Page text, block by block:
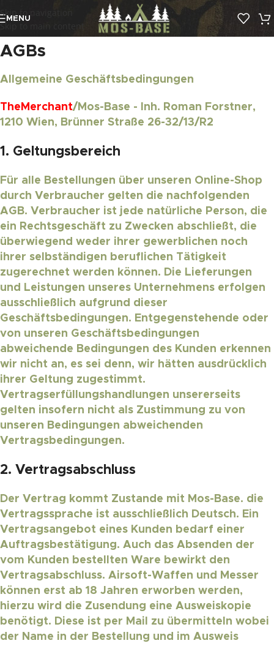
Skip to navigation
Skip to main content
MENU
AGBs
Allgemeine Geschäftsbedingungen
TheMerchant/Mos-Base - Inh. Roman Forstner,
1210 Wien, Brünner Straße 26-32/13/R2
1. Geltungsbereich
Für alle Bestellungen über unseren Online-Shop
durch Verbraucher gelten die nachfolgenden
AGB. Verbraucher ist jede natürliche Person, die
ein Rechtsgeschäft zu Zwecken abschließt, die
überwiegend weder ihrer gewerblichen noch
ihrer selbständigen beruflichen Tätigkeit
zugerechnet werden können. Die Lieferungen
und Leistungen unseres Unternehmens erfolgen
ausschließlich aufgrund dieser
Geschäftsbedingungen. Entgegenstehende oder
von unseren Geschäftsbedingungen
abweichende Bedingungen des Kunden erkennen
wir nicht an, es sei denn, wir hätten ausdrücklich
ihrer Geltung zugestimmt.
Vertragserfüllungshandlungen unsererseits
gelten insofern nicht als Zustimmung zu von
unseren Bedingungen abweichenden
Vertragsbedingungen.
2. Vertragsabschluss
Der Vertrag kommt Zustande mit Mos-Base. die
Vertragssprache ist ausschließlich Deutsch. Ein
Vertragsangebot eines Kunden bedarf einer
Auftragsbestätigung. Auch das Absenden der
vom Kunden bestellten Ware bewirkt den
Vertragsabschluss. Airsoft-Waffen und Messer
können erst ab 18 Jahren erworben werden,
hierzu wird die Zusendung eine Ausweiskopie
benötigt. Diese ist per Mail zu übermitteln wobei
der Name in der Bestellung und im Ausweis